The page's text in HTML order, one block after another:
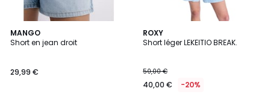
MANGO
Short en jean droit
29,99 €
ROXY
Short léger LEKEITIO BREAK.
50,00 €
40,00 € -20%